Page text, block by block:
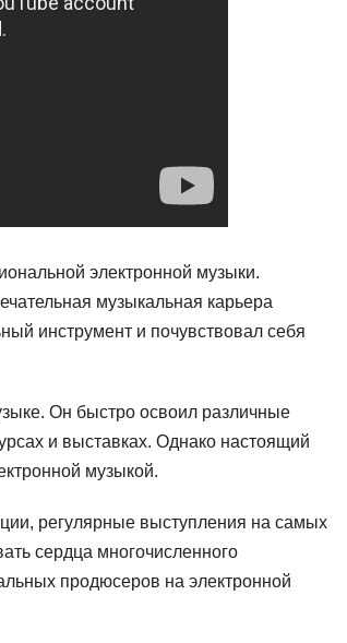
электронной музыки.
музыкальная карьера
инструмент и почувствовал себя
Он быстро освоил различные
и выставках. Однако настоящий
музыкой.
регулярные выступления на самых
сердца многочисленного
продюсеров на электронной